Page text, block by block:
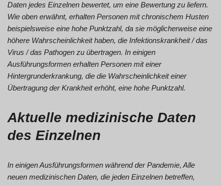
Daten jedes Einzelnen bewertet, um eine Bewertung zu liefern.
Wie oben erwähnt, erhalten Personen mit chronischem Husten
beispielsweise eine hohe Punktzahl, da sie möglicherweise eine
höhere Wahrscheinlichkeit haben, die Infektionskrankheit / das
Virus / das Pathogen zu übertragen. In einigen
Ausführungsformen erhalten Personen mit einer
Hintergrunderkrankung, die die Wahrscheinlichkeit einer
Übertragung der Krankheit erhöht, eine hohe Punktzahl.
Aktuelle medizinische Daten
des Einzelnen
In einigen Ausführungsformen während der Pandemie, Alle
neuen medizinischen Daten, die jeden Einzelnen betreffen,